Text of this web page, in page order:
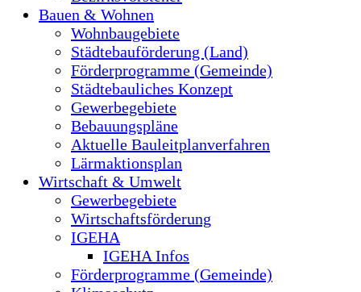
Bauen & Wohnen
Wohnbaugebiete
Städtebauförderung (Land)
Förderprogramme (Gemeinde)
Städtebauliches Konzept
Gewerbegebiete
Bebauungspläne
Aktuelle Bauleitplanverfahren
Lärmaktionsplan
Wirtschaft & Umwelt
Gewerbegebiete
Wirtschaftsförderung
IGEHA
IGEHA Infos
Förderprogramme (Gemeinde)